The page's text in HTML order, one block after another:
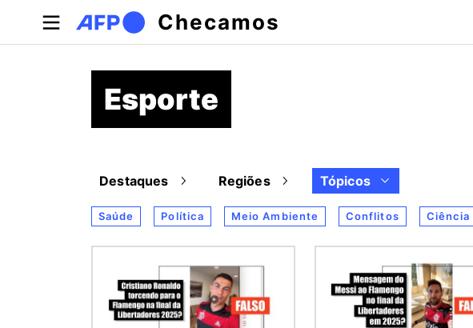
Pular para o conteúdo principal
Checamos
Esporte
Destaques Regiões Tópicos
Saúde Política Meio Ambiente Conflitos Ciência